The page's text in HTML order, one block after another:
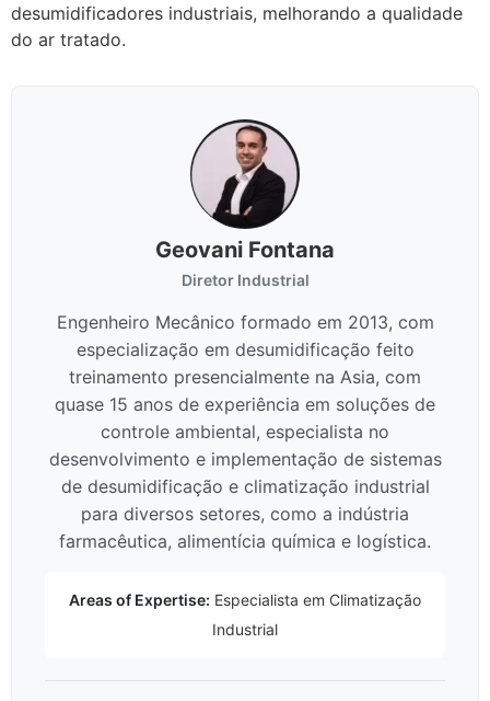
desumidificadores industriais, melhorando a qualidade
do ar tratado.
Geovani Fontana
Diretor Industrial
Engenheiro Mecânico formado em 2013, com
especialização em desumidificação feito
treinamento presencialmente na Asia, com
quase 15 anos de experiência em soluções de
controle ambiental, especialista no
desenvolvimento e implementação de sistemas
de desumidificação e climatização industrial
para diversos setores, como a indústria
farmacêutica, alimentícia química e logística.
Areas of Expertise: Especialista em Climatização
Industrial